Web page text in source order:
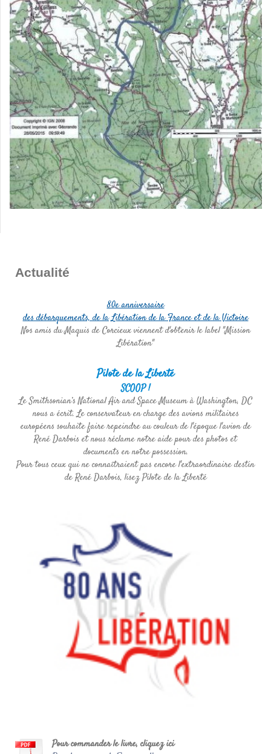
Actualité
80e anniversaire
des débarquements, de la Libération de la France et de la Victoire
Nos amis du Maquis de Corcieux viennent d'obtenir le label "Mission
Libération"
Pilote de la Liberté
SCOOP !
Le Smithsonian’s National Air and Space Museum à Washington, DC
nous a écrit. Le conservateur en charge des avions militaires
européens souhaite faire repeindre au couleur de l'époque l'avion de
René Darbois et nous réclame notre aide pour des photos et
documents en notre possession.
Pour tous ceux qui ne connaîtraient pas encore l'extraordinaire destin
de René Darbois, lisez Pilote de la Liberté
Pour commander le livre, cliquez ici